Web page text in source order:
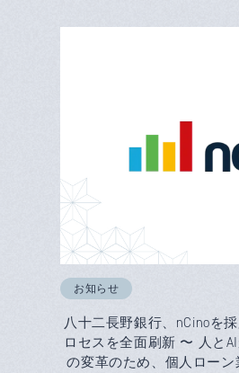
お知らせ
八十二長野銀行、nCinoを
ロセスを全面刷新 〜 人と
の変革のため、個人ロー